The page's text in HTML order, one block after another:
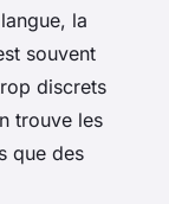
la
souvent
discrets
trouve les
que des